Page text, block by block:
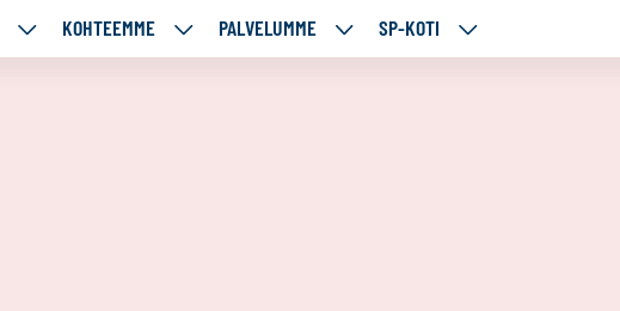
VÄLITTÄJÄMME
KOHTEEMME
KOHTEEMME
PALVELUMME
PALVELUMME
SP-KOTI
SP-